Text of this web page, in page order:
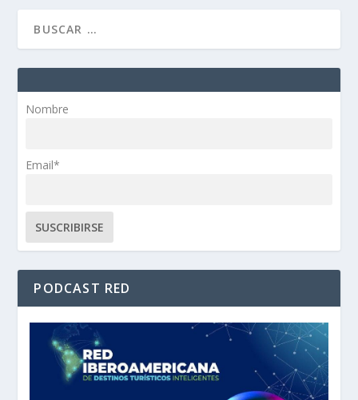
Nombre
Email*
PODCAST RED